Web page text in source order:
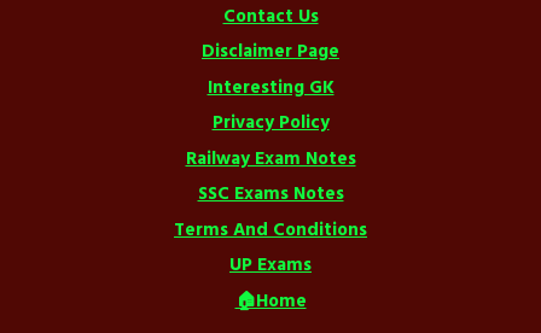
Contact Us
Disclaimer Page
Interesting GK
Privacy Policy
Railway Exam Notes
SSC Exams Notes
Terms And Conditions
UP Exams
🏠Home